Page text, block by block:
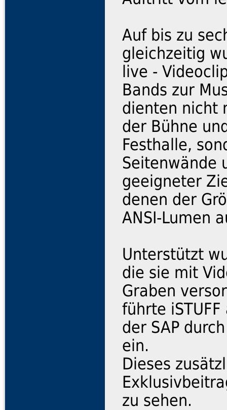
Auf bis zu
gleichzeitig
live -
Bands zur
dienten nicht
der Bühne
Festhalle,
Seitenwände
geeigneter
denen der
ANSI-Lumen
Unterstützt
die sie mit
Graben
führte
der SAP
ein.
Dieses
zu sehen.